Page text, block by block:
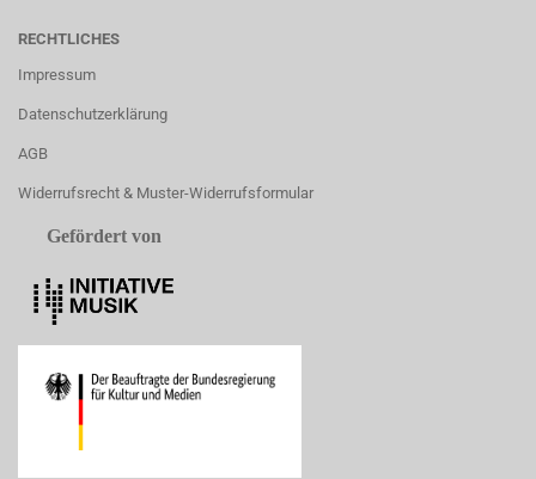
RECHTLICHES
Impressum
Datenschutzerklärung
AGB
Widerrufsrecht & Muster-Widerrufsformular
Gefördert von